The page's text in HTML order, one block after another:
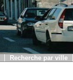
Recherche par ville